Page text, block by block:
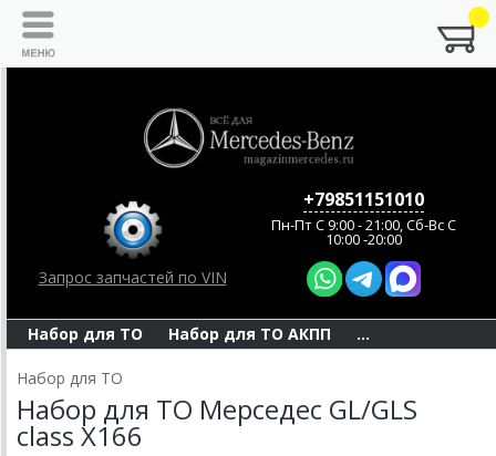
Запрос запчастей по VIN
+79851151010
Пн-Пт C 9:00 - 21:00, Сб-Вс С
10:00 -20:00
Набор для ТО Набор для ТО АКПП ...
Набор для ТО
Набор для ТО Мерседес GL/GLS
class X166